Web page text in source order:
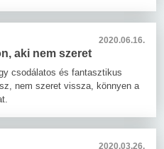
2020.06.16.
aki nem szeret
csodálatos és fantasztikus
nem szeret vissza, könnyen a
2020.03.26.